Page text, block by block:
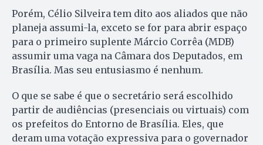
Porém, Célio Silveira tem dito aos aliados que não
planeja assumi-la, exceto se for para abrir espaço
para o primeiro suplente Márcio Corrêa (MDB)
assumir uma vaga na Câmara dos Deputados, em
Brasília. Mas seu entusiasmo é nenhum.
O que se sabe é que o secretário será escolhido
partir de audiências (presenciais ou virtuais) com
os prefeitos do Entorno de Brasília. Eles, que
deram uma votação expressiva para o governador